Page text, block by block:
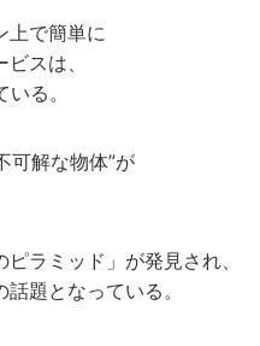
上で簡単に
スは、
る。
可解な物体”が
ラミッド」が発見され、
題となっている。